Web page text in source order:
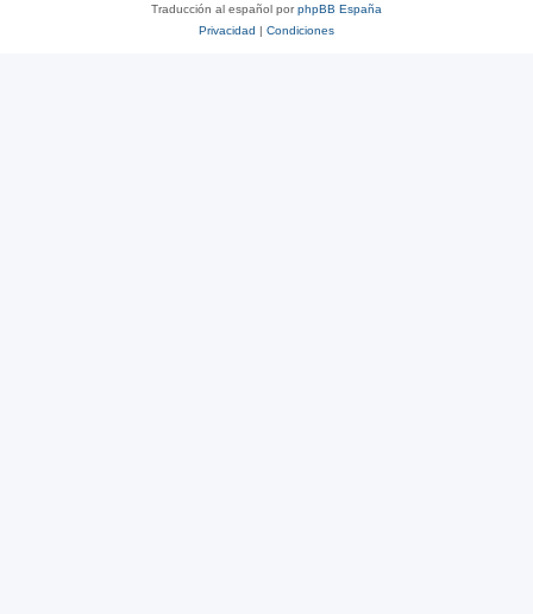
Traducción al español porphpBB España
Privacidad | Condiciones